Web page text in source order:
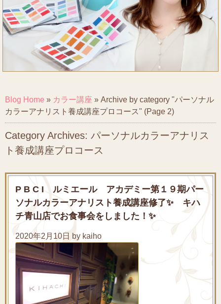
Blog Home » カラー講座 » Archive by category "パーソナル
カラーアナリスト養成講座プロコース" (Page 2)
Category Archives: パーソナルカラーアナリス
ト養成講座プロコース
P B C I ルミエール アカデミー第１９期パー
ソナルカラーアナリスト養成講座修了✨ キハ
チ青山店でお食事会をしました！✨
2020年2月10日 by kaiho